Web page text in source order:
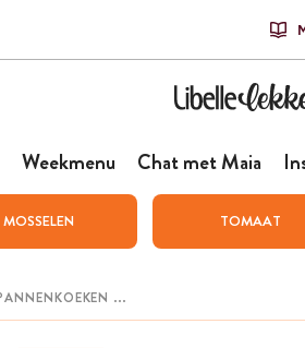
Weekmenu Chat met Maia
MOSSELEN TOMAAT